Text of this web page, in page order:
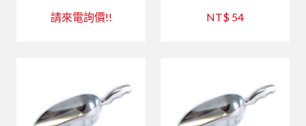
請來電詢價!!
NT$ 54